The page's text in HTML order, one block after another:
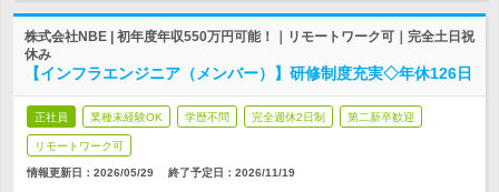
株式会社NBE | 初年度年収550万円可能！｜リモートワーク可｜完全土日祝
休み
【インフラエンジニア（メンバー）】研修制度充実◇年休126日
正社員 業種未経験OK 学歴不問 完全週休2日制 第二新卒歓迎
リモートワーク可
情報更新日：2026/05/29 終了予定日： 2026/11/19